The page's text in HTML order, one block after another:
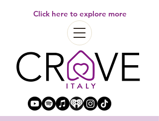
Click here to explore more